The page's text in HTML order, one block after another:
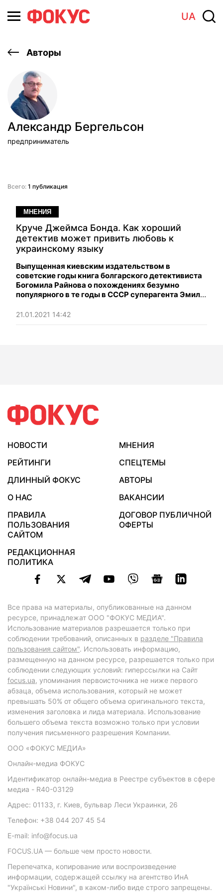
UA
Авторы
Александр Бергельсон
предприниматель
Всего: 1 публикация
МНЕНИЯ
Круче Джеймса Бонда. Как хороший
детектив может привить любовь к
украинскому языку
Выпущенная киевским издательством в
советские годы книга болгарского детективиста
Богомила Райнова о похождениях безумно
популярного в те годы в СССР суперагента Эмиля
украинского языка.
21.01.2021 14:42
НОВОСТИ
МНЕНИЯ
РЕЙТИНГИ
СПЕЦТЕМЫ
ДЛИННЫЙ ФОКУС
АВТОРЫ
О НАС
ВАКАНСИИ
ПРАВИЛА
ПОЛЬЗОВАНИЯ
САЙТОМ
ДОГОВОР ПУБЛИЧНОЙ
ОФЕРТЫ
РЕДАКЦИОННАЯ
ПОЛИТИКА
Все права на материалы, опубликованные на данном
ресурсе, принадлежат ООО "ФОКУС МЕДИА".
Использование материалов разрешается только при
соблюдении требований, описанных в разделе "Правила
пользования сайтом". Использовать информацию,
размещенную на данном ресурсе, разрешается только при
соблюдении следующих условий: гиперссылки на Сайт
focus.ua, упоминания первоисточника не ниже первого
абзаца, объема использования, который не может
превышать 50% от общего объема оригинального текста,
изменения заголовка и лида материала. Использование
большего объема текста возможно только при условии
получения письменного разрешения Компании.
ООО «ФОКУС МЕДИА»
Онлайн-медиа ФОКУС
Идентификатор онлайн-медиа в Реестре субъектов в сфере
медиа - R40-03129
Адрес: 01133, г. Киев, бульвар Леси Украинки, 26
Телефон: +38 044 207 45 54
E-mail: info@focus.ua
FOCUS.UA — больше чем просто новости.
Перепечатка, копирование или воспроизведение
информации, содержащей ссылку на агентство ИнА
"Українські Новини", в каком-либо виде строго запрещены.